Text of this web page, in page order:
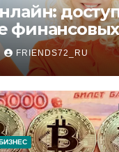
финансовых
FRIENDS72_RU